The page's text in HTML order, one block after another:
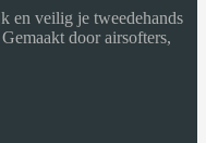
en veilig je tweedehands
door airsofters,